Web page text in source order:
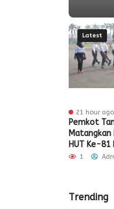
Latest
21 hour ago
Pemkot
Matangkan
HUT Ke-81
1
Trending